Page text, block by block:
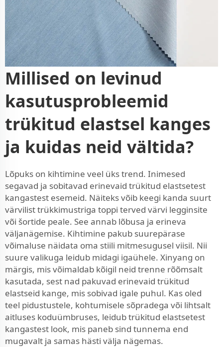
Millised on levinud
kasutusprobleemid
trükitud elastsel kanges
ja kuidas neid vältida?
Lõpuks on kihtimine veel üks trend. Inimesed
segavad ja sobitavad erinevaid trükitud elastsetest
kangastest esemeid. Näiteks võib keegi kanda suurt
värvilist trükkimustriga toppi terved värvi legginsite
või šortide peale. See annab lõbusa ja erineva
väljanägemise. Kihtimine pakub suurepärase
võimaluse näidata oma stiili mitmesugusel viisil. Nii
suure valikuga leidub midagi igaühele. Xinyang on
märgis, mis võimaldab kõigil neid trenne rõõmsalt
kasutada, sest nad pakuvad erinevaid trükitud
elastseid kange, mis sobivad igale puhul. Kas oled
teel pidustustele, kohtumisele sõpradega või lihtsalt
aitluses koduümbruses, leidub trükitud elastsetest
kangastest look, mis paneb sind tunnema end
mugavalt ja samas hästi välja nägemas.